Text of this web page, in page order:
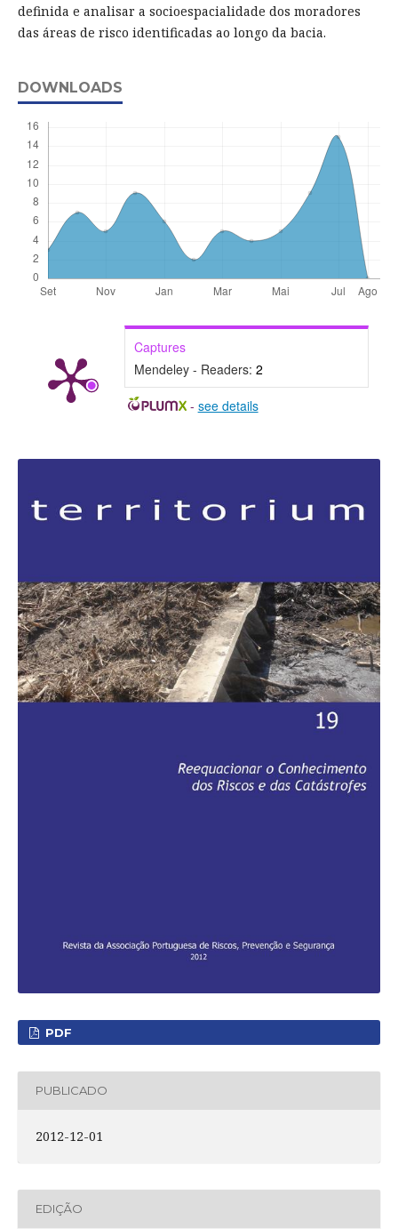
definida e analisar a socioespacialidade dos moradores
das áreas de risco identificadas ao longo da bacia.
DOWNLOADS
Captures
Mendeley - Readers: 2
- see details
PDF
PUBLICADO
2012-12-01
EDIÇÃO